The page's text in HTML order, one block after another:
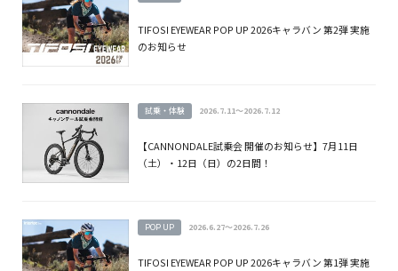
TIFOSI EYEWEAR POP UP 2026キャラバン 第2弾 実施
のお知らせ
試乗・体験 2026.7.11～2026.7.12
【CANNONDALE試乗会 開催のお知らせ】7月11日
（土）・12日（日）の2日間！
POP UP 2026.6.27～2026.7.26
TIFOSI EYEWEAR POP UP 2026キャラバン 第1弾 実施